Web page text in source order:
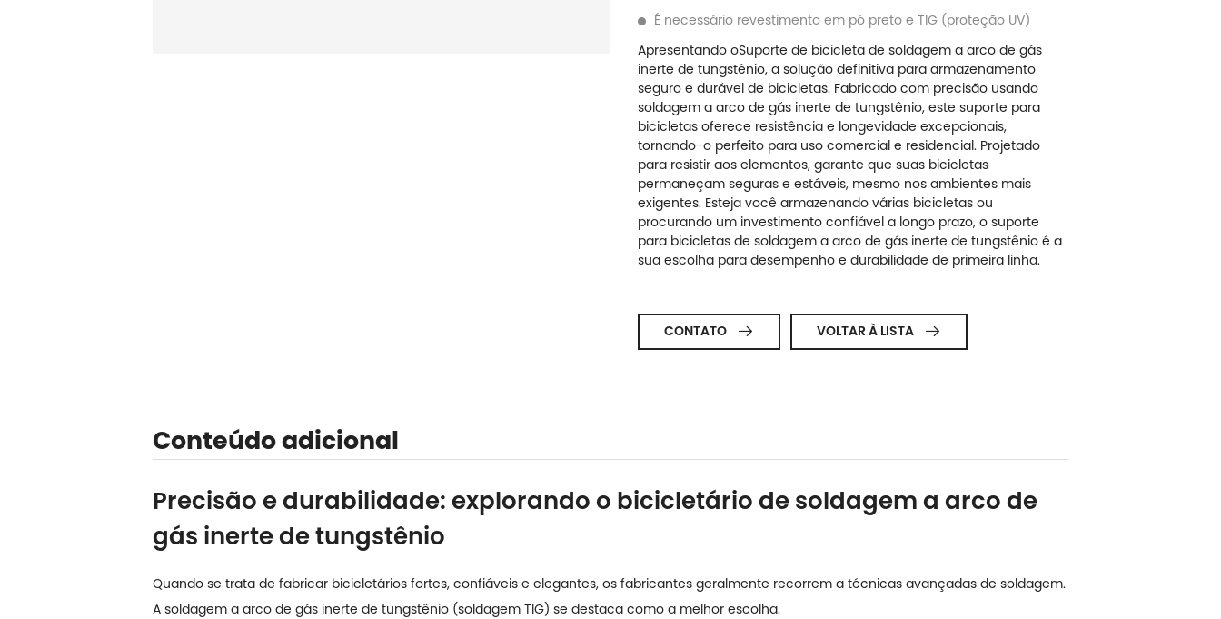
É necessário revestimento em pó preto e TIG (proteção UV)
Apresentando oSuporte de bicicleta de soldagem a arco de gás
inerte de tungstênio, a solução definitiva para armazenamento
seguro e durável de bicicletas. Fabricado com precisão usando
soldagem a arco de gás inerte de tungstênio, este suporte para
bicicletas oferece resistência e longevidade excepcionais,
tornando-o perfeito para uso comercial e residencial. Projetado
para resistir aos elementos, garante que suas bicicletas
permaneçam seguras e estáveis, mesmo nos ambientes mais
exigentes. Esteja você armazenando várias bicicletas ou
procurando um investimento confiável a longo prazo, o suporte
para bicicletas de soldagem a arco de gás inerte de tungstênio é a
sua escolha para desempenho e durabilidade de primeira linha.
CONTATO  VOLTAR À LISTA 
Conteúdo adicional
Precisão e durabilidade: explorando o bicicletário de soldagem a arco de
gás inerte de tungstênio
Quando se trata de fabricar bicicletários fortes, confiáveis e elegantes, os fabricantes geralmente recorrem a técnicas avançadas de soldagem.
A soldagem a arco de gás inerte de tungstênio (soldagem TIG) se destaca como a melhor escolha.